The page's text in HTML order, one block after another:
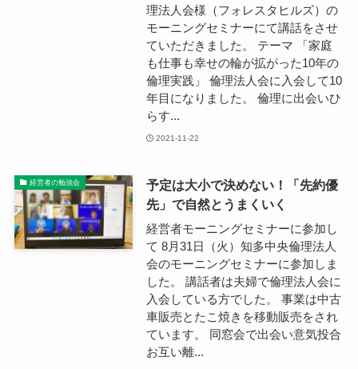
理法人会様（フォレスタヒルズ）の
モーニングセミナーにて講話をさせ
ていただきました。 テーマ 「家庭
も仕事も幸せの輪が拡がった10年の
倫理実践」 倫理法人会に入会して10
年目になりました。 倫理に出会いひ
らす...
2021-11-22
経営者の勉強会
予定は大小で決めない！「先約優
先」で自然とうまくいく
経営者モーニングセミナーに参加し
て 8月31日（火）知多中央倫理法人
会のモーニングセミナーに参加しま
した。 講話者は夫婦で倫理法人会に
入会している方でした。 事業は中古
車販売とたこ焼きを移動販売をされ
ています。 同窓会で出会い意気投合
お互い離...